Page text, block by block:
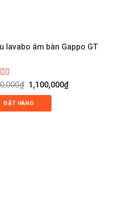
lavabo âm bàn Gappo GT
₫ Giá
gốc
là:
2,200,000₫.
1,100,000₫Giá
hiện
ĐẶT HÀNG